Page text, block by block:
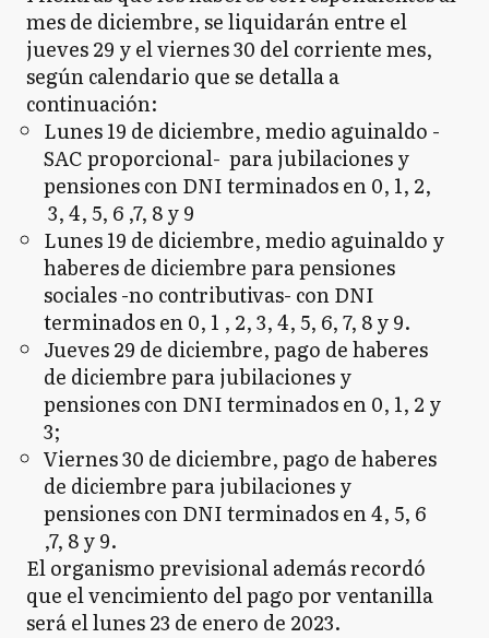
mes de diciembre, se liquidarán entre el
jueves 29 y el viernes 30 del corriente mes,
según calendario que se detalla a
continuación:
Lunes 19 de diciembre, medio aguinaldo -
SAC proporcional- para jubilaciones y
pensiones con DNI terminados en 0, 1, 2,
3, 4, 5, 6 ,7, 8 y 9
Lunes 19 de diciembre, medio aguinaldo y
haberes de diciembre para pensiones
sociales -no contributivas- con DNI
terminados en 0, 1 , 2, 3, 4, 5, 6, 7, 8 y 9.
Jueves 29 de diciembre, pago de haberes
de diciembre para jubilaciones y
pensiones con DNI terminados en 0, 1, 2 y
3;
Viernes 30 de diciembre, pago de haberes
de diciembre para jubilaciones y
pensiones con DNI terminados en 4, 5, 6
,7, 8 y 9.
El organismo previsional además recordó
que el vencimiento del pago por ventanilla
será el lunes 23 de enero de 2023.